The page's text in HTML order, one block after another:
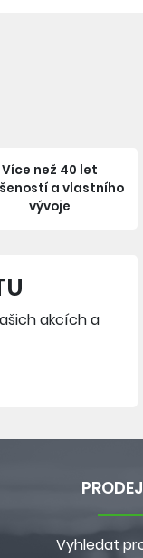
Více než 40 let
a vlastního
vývoje
akcích a
Vyhledat